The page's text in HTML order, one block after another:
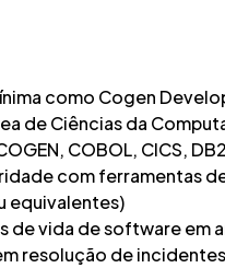
como Cogen
de Ciências da
COBOL, CICS,
com ferramentas
equivalentes)
de vida de software em
resolução de